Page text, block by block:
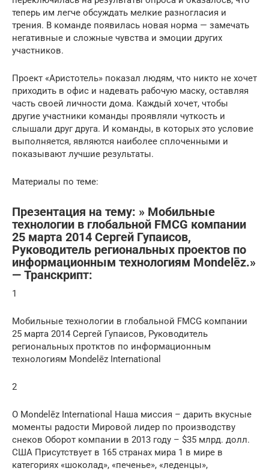
теперь им легче обсуждать мелкие разногласия и
трения. В команде появилась новая норма — замечать
негативные и сложные чувства и эмоции других
участников.
Проект «Аристотель» показал людям, что никто не хочет
приходить в офис и надевать рабочую маску, оставляя
часть своей личности дома. Каждый хочет, чтобы
другие участники команды проявляли чуткость и
слышали друг друга. И команды, в которых это условие
выполняется, являются наиболее сплоченными и
показывают лучшие результаты.
Материалы по теме:
Презентация на тему: » Мобильные
технологии в глобальной FMCG компании
25 марта 2014 Сергей Гупаисов,
Руководитель региональных проектов по
информационным технологиям Mondelēz.»
— Транскрипт:
1
Мобильные технологии в глобальной FMCG компании
25 марта 2014 Сергей Гупаисов, Руководитель
региональных протктов по информационным
технологиям Mondelēz International
2
О Mondelēz International Наша миссия – дарить вкусные
моменты радости Мировой лидер по производству
снеков Оборот компании в 2013 году – $35 млрд. долл.
США Присутствует в 165 странах мира 1 в мире в
категориях «шоколад», «печенье», «леденцы»,